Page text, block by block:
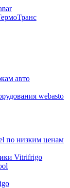
авто
webasto
по низким ценам
Vitrifrigo